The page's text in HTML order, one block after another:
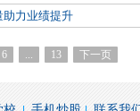
助力业绩提升
6 ... 13 下一页